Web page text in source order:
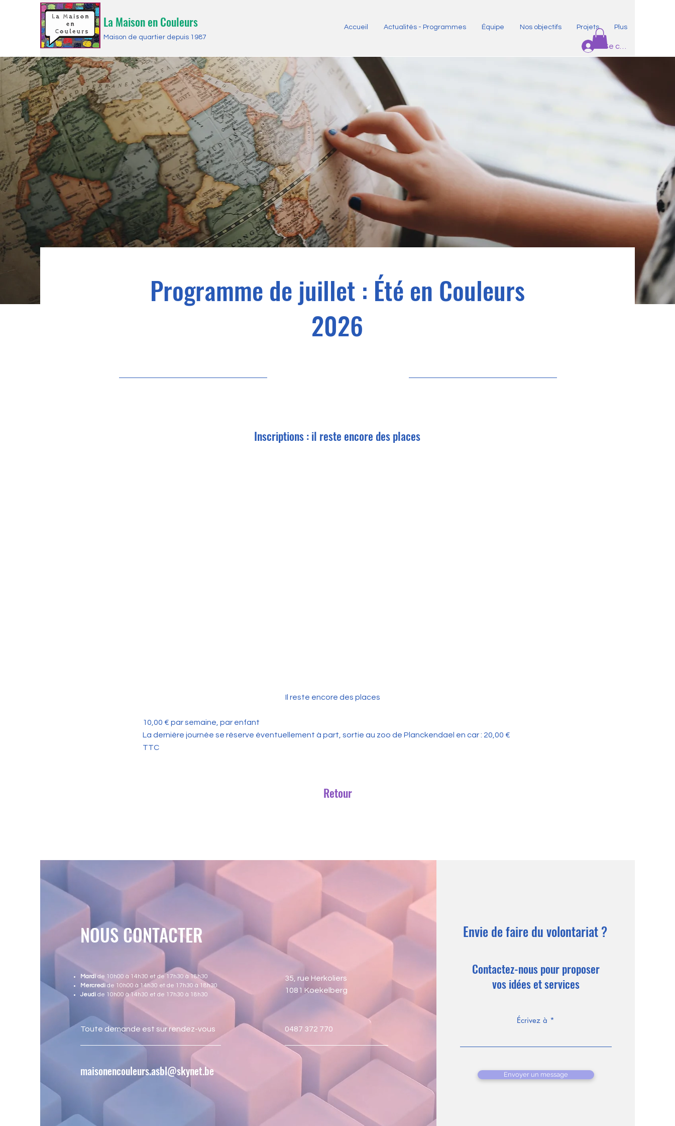
La Maison en Couleurs
Maison de quartier depuis 1987
Accueil Actualités - Programmes Équipe Nos objectifs Projets Plus
Se connecter
Programme de juillet : Été en Couleurs
2026
Inscriptions : il reste encore des places
Il reste encore des places
10,00 € par semaine, par enfant
La dernière journée se réserve éventuellement à part, sortie au zoo de Planckendael en car : 20,00 €
TTC
Retour
NOUS CONTACTER
Mardide 10h00 à 14h30 et de 17h30 à 18h30
Mercredi de 10h00 à 14h30 et de 17h30 à 18h30
Jeudi de 10h00 à 14h30 et de 17h30 à 18h30
Toute demande est sur rendez-vous
35, rue Herkoliers
1081 Koekelberg
0487 372 770
maisonencouleurs.asbl@skynet.be
Envie de faire du volontariat ?
Contactez-nous pour proposer
vos idées et services
Écrivez à
Envoyer un message